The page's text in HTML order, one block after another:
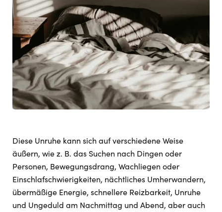
Diese Unruhe kann sich auf verschiedene Weise
äußern, wie z. B. das Suchen nach Dingen oder
Personen, Bewegungsdrang, Wachliegen oder
Einschlafschwierigkeiten, nächtliches Umherwandern,
übermäßige Energie, schnellere Reizbarkeit, Unruhe
und Ungeduld am Nachmittag und Abend, aber auch